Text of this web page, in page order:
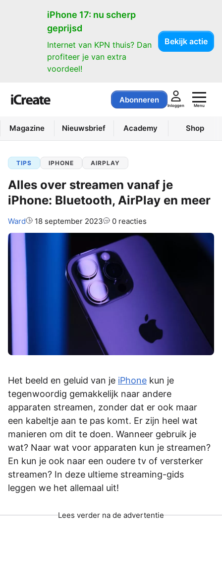
iPhone 17: nu scherp
geprijsd
Internet van KPN thuis? Dan
profiteer je van extra
voordeel!
Bekijk actie
Abonneren
Inloggen Menu
Magazine Nieuwsbrief Academy Shop
TIPS IPHONE AIRPLAY
Alles over streamen vanaf je
iPhone: Bluetooth, AirPlay en meer
Auteur:
Ward 18 september 2023 0 reacties
Het beeld en geluid van je iPhone kun je
tegenwoordig gemakkelijk naar andere
apparaten streamen, zonder dat er ook maar
een kabeltje aan te pas komt. Er zijn heel wat
manieren om dit te doen. Wanneer­­­ gebruik je
wat? Naar wat voor apparaten­­­ kun je streamen?
En kun je ook naar een oudere tv of versterker
streamen? In deze ultieme­­­ streaming-gids
leggen we het allemaal uit!
Lees verder na de advertentie